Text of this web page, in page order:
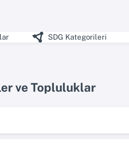
SDG Kategorileri
ve Topluluklar